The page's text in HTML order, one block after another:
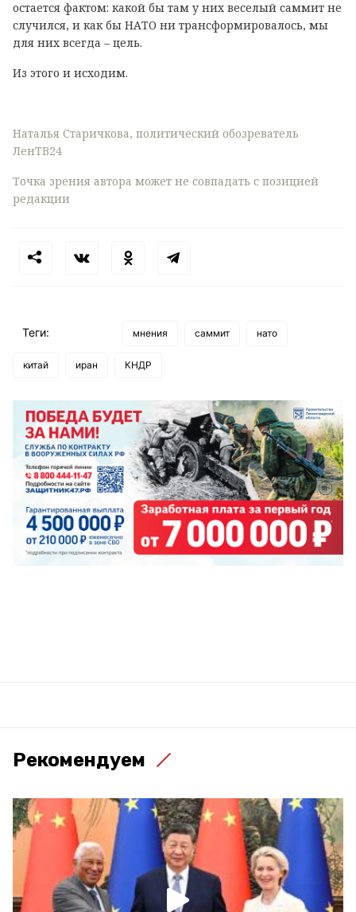
остается фактом: какой бы там у них веселый саммит не
случился, и как бы НАТО ни трансформировалось, мы
для них всегда – цель.
Из этого и исходим.
Наталья Старичкова, политический обозреватель
ЛенТВ24
Точка зрения автора может не совпадать с позицией
редакции
Теги: мнения саммит нато
китай иран КНДР
Рекомендуем